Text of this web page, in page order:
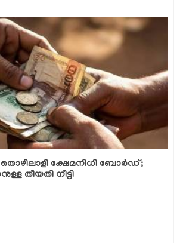
തൊഴിലാളി ക്ഷേമനിധി ബോര്‍ഡ്;
തീയതി നീട്ടി